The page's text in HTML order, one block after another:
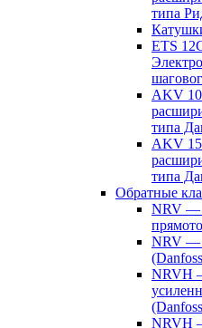
типа
ETS
AKV
типа
AKV
типа
Обратные
NRV —
NRV —
NRVH
NRVH